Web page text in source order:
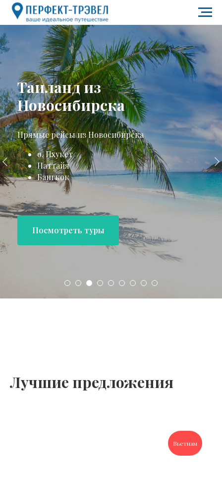
Таиланд из
Новосибирска
Прямые рейсы из Новосибирска
о. Пхукет
Паттайя
Бангкок
Посмотреть туры
Лучшие предложения
Вьетнам